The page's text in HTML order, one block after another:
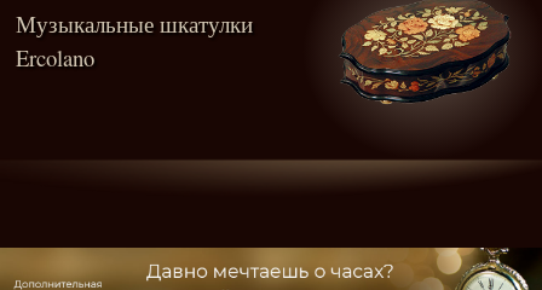
Музыкальные шкатулки
Ercolano